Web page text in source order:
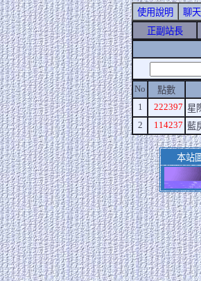
使用說明 聊
正副站長
No 點數
1
222397 星
2
114237 藍
本站